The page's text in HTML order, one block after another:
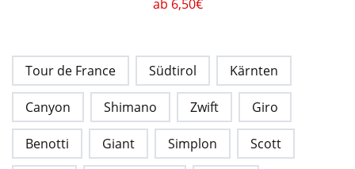
ab 6,50€
Tour de France Südtirol Kärnten
Canyon Shimano Zwift Giro
Benotti Giant Simplon Scott